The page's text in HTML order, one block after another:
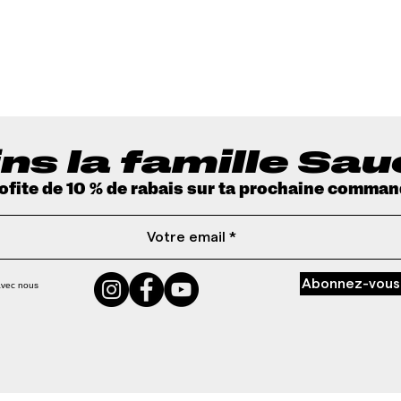
la famille
de 10 % de rabais sur ta prochaine
nous Abonnez-